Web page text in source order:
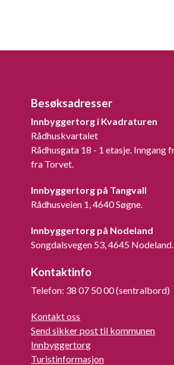
Besøksadresser
Innbyggertorg i Kvadraturen
Rådhuskvartalet
Rådhusgata 18 - 1 etasje. Inngang
fra Torvet.
Innbyggertorg på Tangvall
Rådhusveien 1, 4640 Søgne.
Innbyggertorg på Nodeland
Songdalsvegen 53, 4645 Nodeland.
Kontaktinfo
Telefon: 38 07 50 00 (sentralbord)
Kontakt oss
Send sikker post til kommunen
Innbyggertorg
Turistinformasjon